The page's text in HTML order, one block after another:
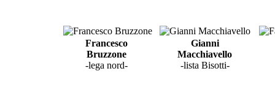
Francesco
Bruzzone
-lega nord-
Gianni
Macchiavello
-lista Bisotti-